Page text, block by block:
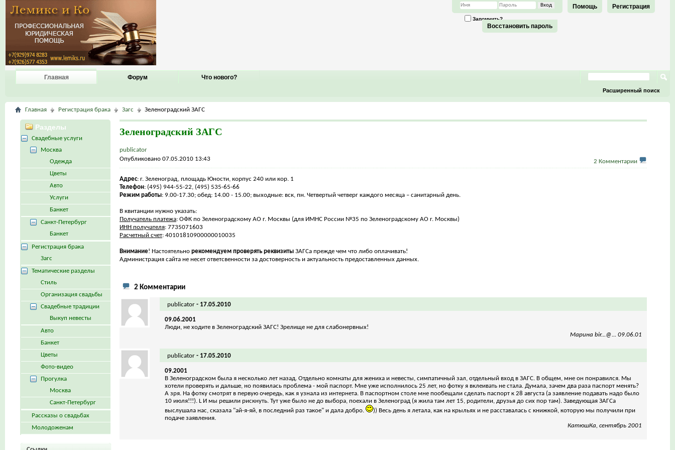
Регистрация
Помощь
Запомнить?
Восстановить пароль
Главная Форум Что нового?
Расширенный поиск
Главная Регистрация брака Загс Зеленоградский ЗАГС
Зеленоградский ЗАГС
publicator
Опубликовано 07.05.2010 13:43
2 Комментарии
Адрес: г. Зеленоград, площадь Юности, корпус 240 или кор. 1
Телефон: (495) 944-55-22, (495) 535-65-66
Режим работы: 9.00-17.30; обед: 14.00 - 15.00; выходные: вск, пн. Четвертый четверг каждого месяца – санитарный день.
В квитанции нужно указать:
Получатель платежа: ОФК по Зеленоградскому АО г. Москвы (для ИМНС России №35 по Зеленоградскому АО г. Москвы)
ИНН получателя: 7735071603
Расчетный счет: 40101810900000010035
Внимание! Настоятельно рекомендуем проверять реквизитыЗАГСа прежде чем что либо оплачивать!
Администрация сайта не несет ответсвенности за достоверность и актуальность предоставленных данных.
2 Комментарии
publicator - 17.05.2010
09.06.2001
Люди, не ходите в Зеленоградский ЗАГС! Зрелище не для слабонервных!
Марина bir...@... 09.06.01
publicator - 17.05.2010
09.2001
В Зеленоградском была я несколько лет назад. Отдельно комнаты для жениха и невесты, симпатичный зал, отдельный вход в ЗАГС. В общем, мне он понравился. Мы
хотели проверять и дальше, но появилась проблема - мой паспорт. Мне уже исполнилось 25 лет, но фотку я вклеивать не стала. Думала, зачем два раза паспорт менять?
А зря. На фотку смотрят в первую очередь, как я узнала из интернета. В паспортном столе мне пообещали сделать паспорт к 28 августа (а заявление подавать надо было
10 июля!!!). L И мы решили рискнуть. Тут уже было не до выбора, поехали в Зеленоград (я жила там лет 15, родители, друзья до сих пор там). Заведующая ЗАГСа
выслушала нас, сказала "ай-я-яй, в последний раз такое" и дала добро.
)) Весь день я летала, как на крыльях и не расставалась с книжкой, которую мы получили при
подаче заявления.
КатюшКа, сентябрь 2001
Разделы
Свадебные услуги
Москва
Одежда
Цветы
Авто
Услуги
Банкет
Санкт-Петербург
Банкет
Регистрация брака
Загс
Тематические разделы
Стиль
Организация свадьбы
Свадебные традиции
Выкуп невесты
Авто
Банкет
Цветы
Фото-видео
Прогулка
Москва
Санкт-Петербург
Рассказы о свадьбах
Молодоженам